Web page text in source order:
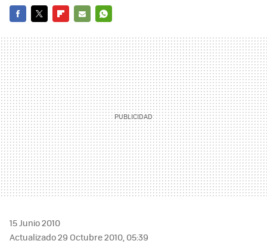
MAIL
15 Junio 2010
Actualizado 29 Octubre 2010, 05:39